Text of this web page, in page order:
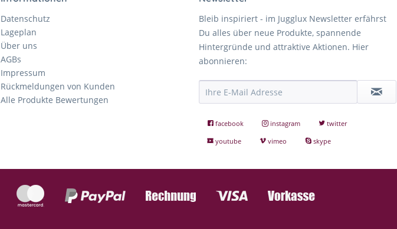
Datenschutz
Lageplan
Über uns
AGBs
Impressum
Rückmeldungen von Kunden
Alle Produkte Bewertungen
Bleib inspiriert - im Jugglux Newsletter erfährst
Du alles über neue Produkte, spannende
Hintergründe und attraktive Aktionen. Hier
abonnieren:
facebook instagram
twitter
youtube
vimeo skype